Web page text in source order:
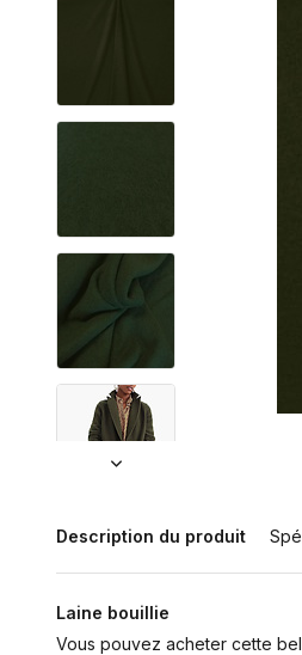
Description du produit
Laine bouillie
Vous pouvez acheter cette